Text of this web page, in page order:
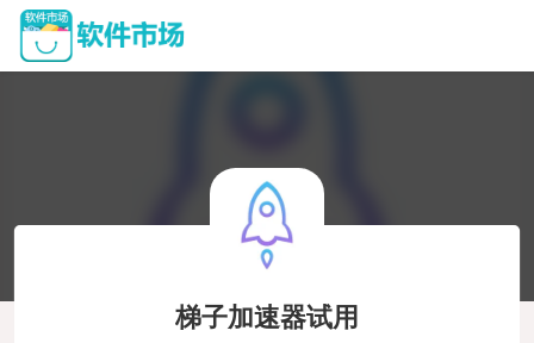
梯子加速器试用